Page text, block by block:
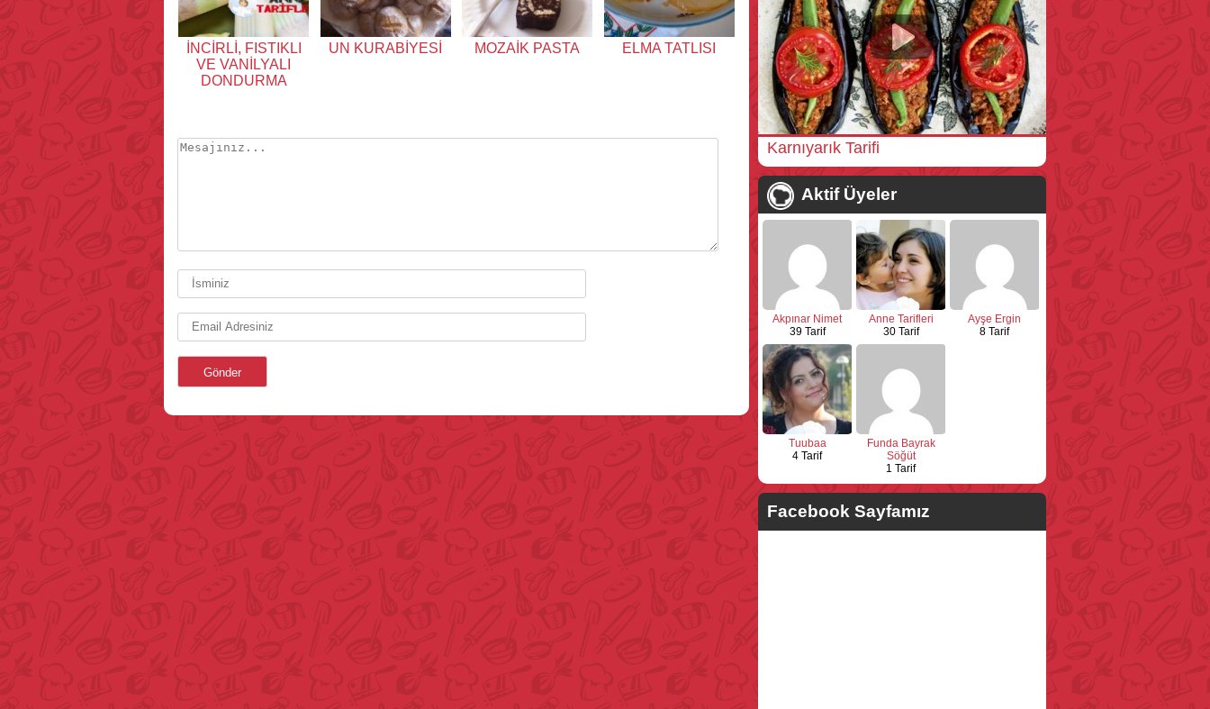
İNCİRLİ, FISTIKLI
VE VANİLYALI
DONDURMA
UN KURABİYESİ MOZAİK PASTA ELMA TATLISI
Karnıyarık Tarifi
Aktif Üyeler
Akpınar Nimet
39 Tarif
Anne Tarifleri
30 Tarif
Ayşe Ergin
8 Tarif
Tuubaa
4 Tarif
Funda Bayrak
Söğüt
1 Tarif
Facebook Sayfamız